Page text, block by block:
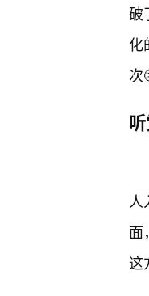
破
化
次
人
面
这